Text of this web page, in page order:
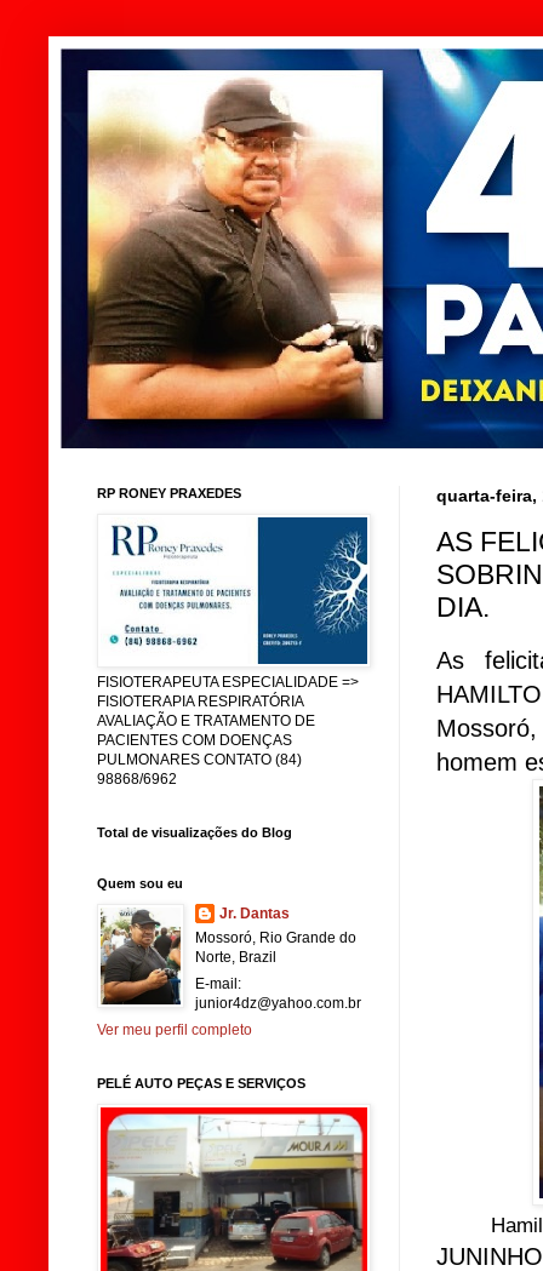
quarta-feira,
AS
DIA.
As
homem
RP RONEY PRAXEDES
FISIOTERAPEUTA ESPECIALIDADE =>
FISIOTERAPIA RESPIRATÓRIA
AVALIAÇÃO E TRATAMENTO DE
PACIENTES COM DOENÇAS
PULMONARES CONTATO (84)
98868/6962
Total de visualizações do Blog
Quem sou eu
Jr. Dantas
Mossoró, Rio Grande do
Norte, Brazil
E-mail:
junior4dz@yahoo.com.br
Ver meu perfil completo
PELÉ AUTO PEÇAS E SERVIÇOS